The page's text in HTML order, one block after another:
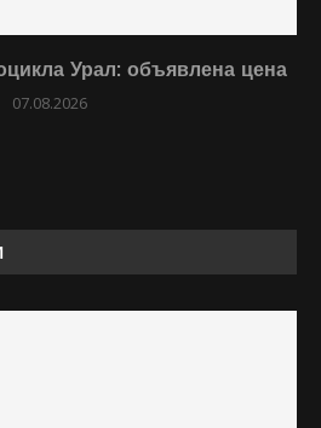
Урал: объявлена цена
07.08.2026